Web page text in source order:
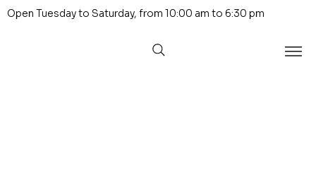
Open Tuesday to Saturday, from 10:00 am to 6:30 pm